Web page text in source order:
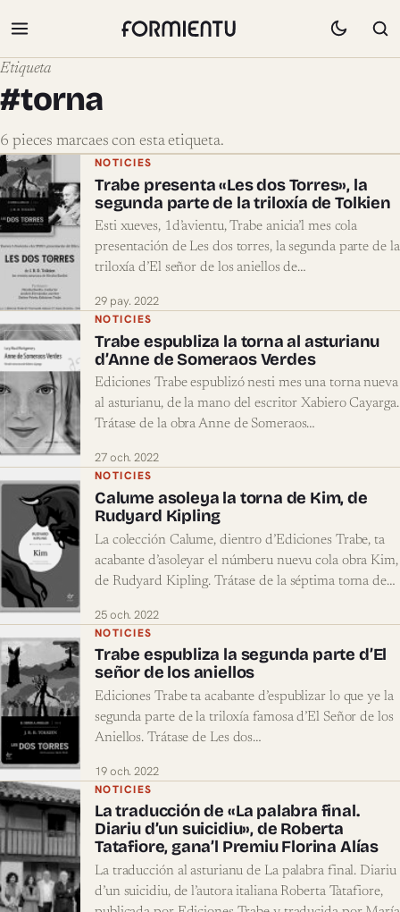
Etiqueta
#torna
6 pieces marcaes con esta etiqueta.
Pieces marcaes con #torna
NOTICIES
Trabe presenta «Les dos Torres», la
segunda parte de la triloxía de Tolkien
Esti xueves, 1d’avientu, Trabe anicia’l mes cola
presentación de Les dos torres, la segunda parte de la
triloxía d’El señor de los aniellos de…
29 pay. 2022
NOTICIES
Trabe espubliza la torna al asturianu
d’Anne de Someraos Verdes
Ediciones Trabe espublizó nesti mes una torna nueva
al asturianu, de la mano del escritor Xabiero Cayarga.
Trátase de la obra Anne de Someraos…
27 och. 2022
NOTICIES
Calume asoleya la torna de Kim, de
Rudyard Kipling
La colección Calume, dientro d’Ediciones Trabe, ta
acabante d’asoleyar el númberu nuevu cola obra Kim,
de Rudyard Kipling. Trátase de la séptima torna de…
25 och. 2022
NOTICIES
Trabe espubliza la segunda parte d’El
señor de los aniellos
Ediciones Trabe ta acabante d’espublizar lo que ye la
segunda parte de la triloxía famosa d’El Señor de los
Aniellos. Trátase de Les dos…
19 och. 2022
NOTICIES
La traducción de «La palabra final.
Diariu d’un suicidiu», de Roberta
Tatafiore, gana’l Premiu Florina Alías
La traducción al asturianu de La palabra final. Diariu
d’un suicidiu, de l’autora italiana Roberta Tatafiore,